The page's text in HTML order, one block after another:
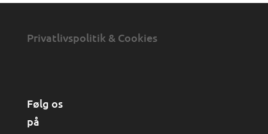
Privatlivspolitik & Cookies
Følg os
på